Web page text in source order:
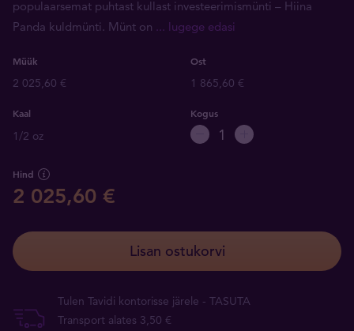
populaarsemat puhtast kullast investeerimismünti – Hiina
Panda kuldmünti. Münt on ... lugege edasi
Müük Ost
2 025,60 € 1 865,60 €
Kaal
1/2 oz
Kogus
Hind
2 025,60 €
Lisan ostukorvi
Tulen Tavidi kontorisse järele - TASUTA
Transport alates 3,50 €